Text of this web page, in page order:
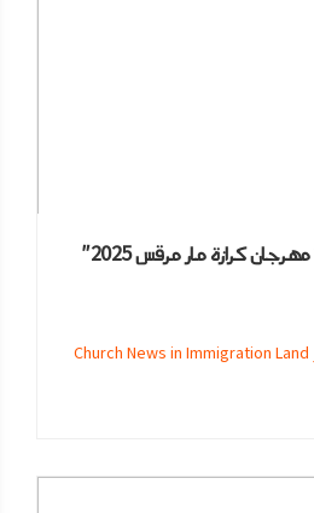
الانبا بولس يوزع جوائز ” مهرجان كرازة مار مرقس 2025″